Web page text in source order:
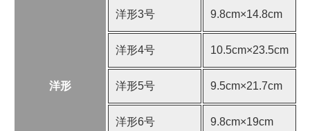
洋形
洋形3号 9.8cm×14.8cm
洋形4号 10.5cm×23.5cm
洋形5号 9.5cm×21.7cm
洋形6号 9.8cm×19cm